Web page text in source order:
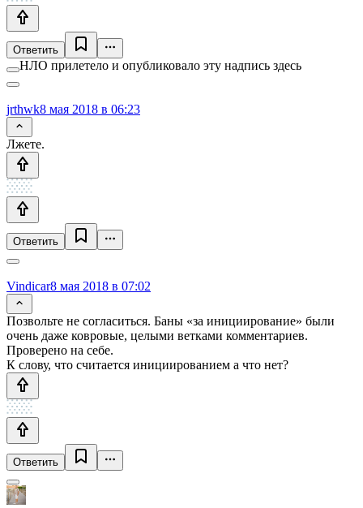
Ответить
НЛО прилетело и опубликовало эту надпись здесь
jrthwk8 мая 2018 в 06:23
Лжете.
Ответить
Vindicar8 мая 2018 в 07:02
Позвольте не согласиться. Баны «за инициирование» были
очень даже ковровые, целыми ветками комментариев.
Проверено на себе.
К слову, что считается инициированием а что нет?
Ответить